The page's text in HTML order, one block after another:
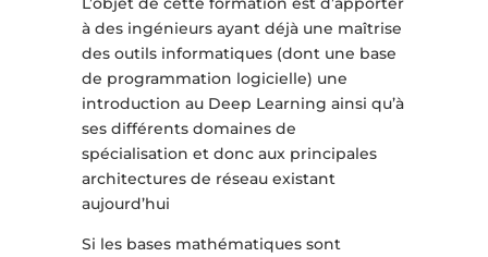
à des ingénieurs ayant déjà une maîtrise
des outils informatiques (dont une base
de programmation logicielle) une
introduction au Deep Learning ainsi qu’à
ses différents domaines de
spécialisation et donc aux principales
architectures de réseau existant
aujourd’hui
Si les bases mathématiques sont